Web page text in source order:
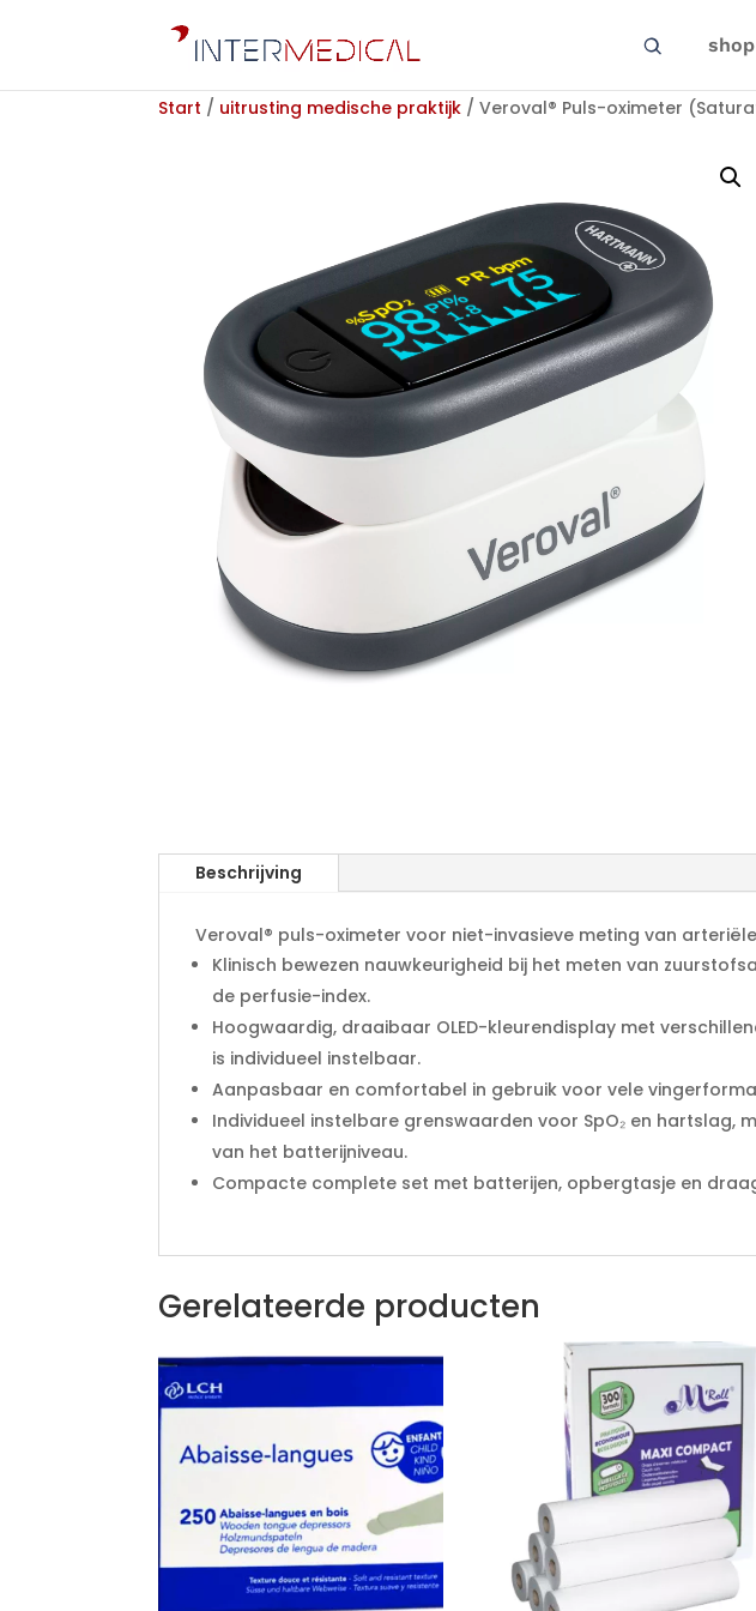
shop
Start / uitrusting medische praktijk / Veroval® Puls-oximeter
Beschrijving
Veroval® puls-oximeter voor niet-invasieve meting van
Klinisch bewezen nauwkeurigheid bij het meten van
de perfusie-index.
Hoogwaardig, draaibaar OLED-kleurendisplay met
is individueel instelbaar.
Aanpasbaar en comfortabel in gebruik voor vele
Individueel instelbare grenswaarden voor SpO₂ en
van het batterijniveau.
Compacte complete set met batterijen, opbergtasje en
Gerelateerde producten